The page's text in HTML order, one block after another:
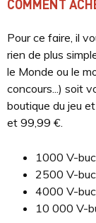
COMMENT
Pour ce faire, il
rien de plus
le Monde ou le
concours...) soit
boutique du jeu
et 99,99 €.
1000 V-
2500 V-
4000 V-
10 000 V-